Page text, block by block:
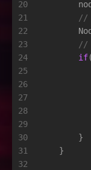
20
21
22
23
24
25
26
27
28
29
30
31
32
//
//
if
        }
    }